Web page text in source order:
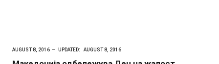
AUGUST 8, 2016 UPDATED: AUGUST 8, 2016